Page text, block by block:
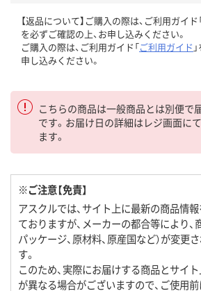
【返品について】ご購入の際は、ご利用ガイド
を必ずご確認の上、お申し込みください。
ご購入の際は、ご利用ガイド「ご利用ガイド
申し込みください。
こちらの商品は一般商品とは別便で
です。お届け日の詳細はレジ画面に
ます。
※ご注意【免責】
アスクルでは、サイト上に最新の商品情
ておりますが、メーカーの都合等により、商
パッケージ、原材料、原産国など）が変更
す。
このため、実際にお届けする商品とサイ
が異なる場合がございますので、ご使用